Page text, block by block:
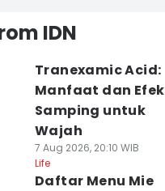
IDN
Tranexamic Acid:
Manfaat dan Efek
Samping untuk
Wajah
7 Aug 2026, 20:10 WIB
Life
Daftar Menu Mie